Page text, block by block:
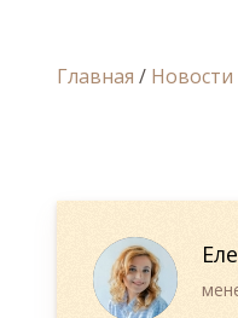
Главная / Новости